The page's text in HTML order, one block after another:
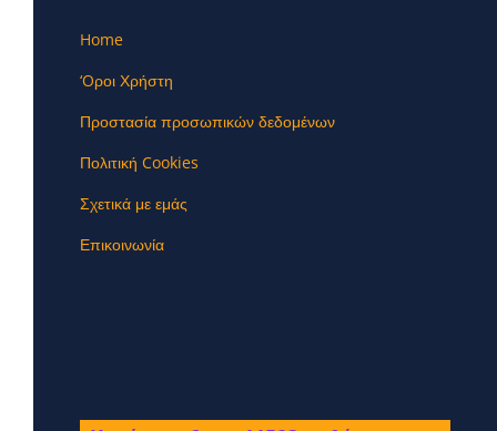
Home
‘Oροι Χρήστη
Προστασία προσωπικών δεδομένων
Πολιτική Cookies
Σχετικά με εμάς
Επικοινωνία